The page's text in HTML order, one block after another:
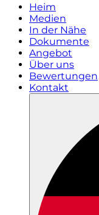
Heim
Medien
In der Nähe
Dokumente
Angebot
Über uns
Bewertungen
Kontakt